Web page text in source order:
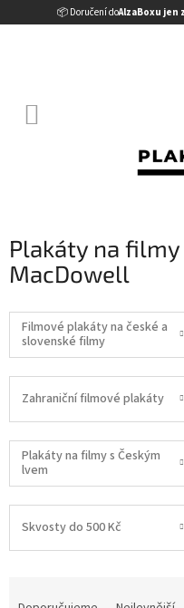
📦 Doručení doAlzaBoxu jen
na
Plakáty na
MacDowell
Filmové plakáty na české a
slovenské filmy
Zahraniční filmové plakáty
Plakáty na filmy s Českým
lvem
Skvosty do 500 Kč